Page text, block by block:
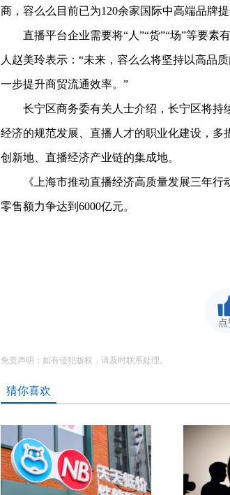
商，容么么目前已为120余家国际中高端品牌
直播平台企业需要将“人”“货”“场”等要
人赵美玲表示：“未来，容么么将坚持以高品
一步提升商贸流通效率。”
长宁区商务委有关人士介绍，长宁区将
经济的规范发展、直播人才的职业化建设，
创新地、直播经济产业链的集成地。
《上海市推动直播经济高质量发展三年
零售额力争达到6000亿元。
免责声明：如有侵犯版权，请及时联系处理。
猜你喜欢